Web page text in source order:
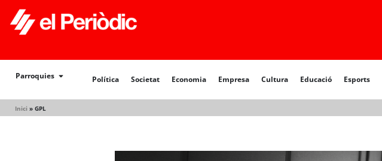
Parroquies Política Societat Economia Empresa Cultura Educació Esports
Inici » GPL
Política Societat